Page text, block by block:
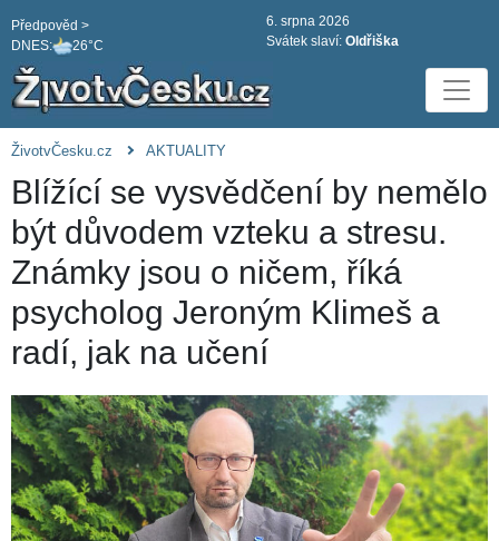
DNES: 26°C
Předpověd >
6. srpna 2026
Svátek slaví: Oldřiška
ŽivotvČesku.cz AKTUALITY
Blížící se vysvědčení by nemělo
být důvodem vzteku a stresu.
Známky jsou o ničem, říká
psycholog Jeroným Klimeš a
radí, jak na učení